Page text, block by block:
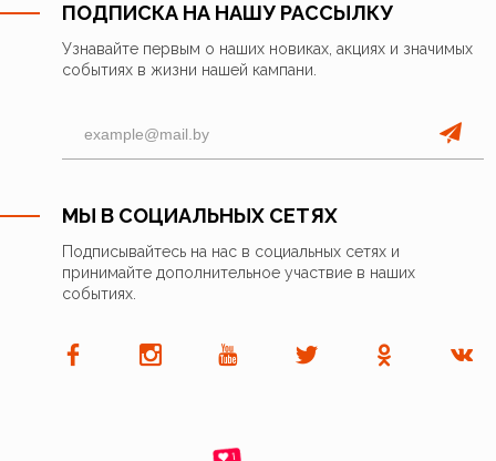
ПОДПИСКА НА НАШУ РАССЫЛКУ
Узнавайте первым о наших новиках, акциях и значимых
событиях в жизни нашей кампани.
МЫ В СОЦИАЛЬНЫХ СЕТЯХ
Подписывайтесь на нас в социальных сетях и
принимайте дополнительное участвие в наших
событиях.